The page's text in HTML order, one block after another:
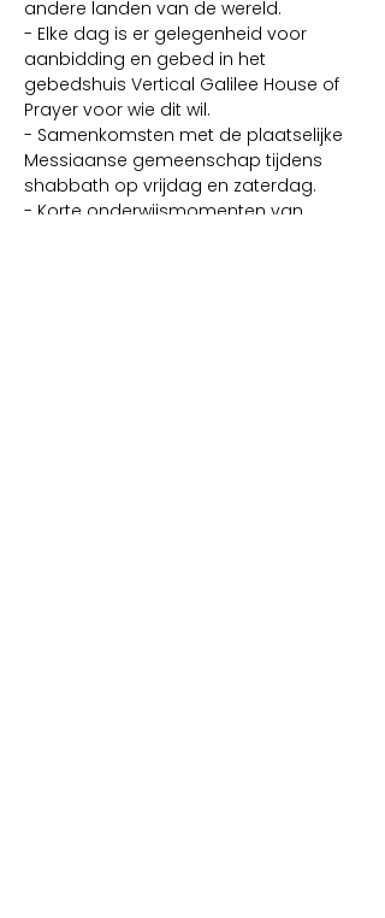
andere landen van de wereld.
- Elke dag is er gelegenheid voor
aanbidding en gebed in het
gebedshuis Vertical Galilee House of
Prayer voor wie dit wil.
- Samenkomsten met de plaatselijke
Messiaanse gemeenschap tijdens
shabbath op vrijdag en zaterdag.
- Korte onderwijsmomenten van